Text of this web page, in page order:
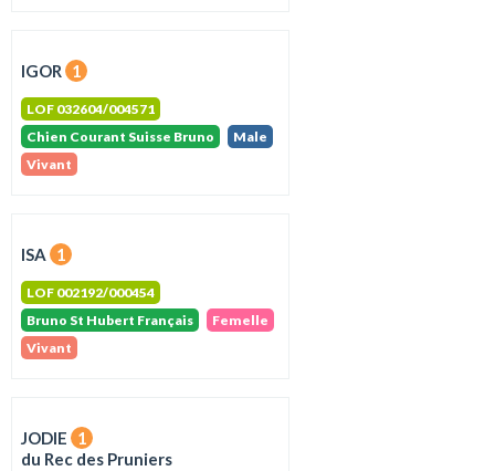
IGOR 1
LOF 032604/004571
Chien Courant Suisse Bruno
Male
Vivant
ISA 1
LOF 002192/000454
Bruno St Hubert Français
Femelle
Vivant
JODIE
1
du Rec des Pruniers